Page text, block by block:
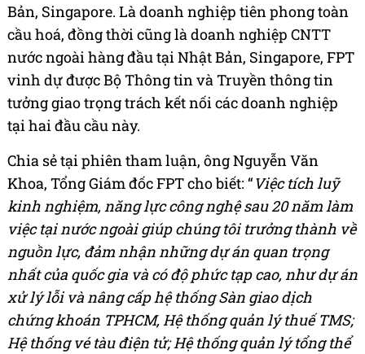
Bản, Singapore. Là doanh nghiệp tiên phong toàn
cầu hoá, đồng thời cũng là doanh nghiệp CNTT
nước ngoài hàng đầu tại Nhật Bản, Singapore, FPT
vinh dự được Bộ Thông tin và Truyền thông tin
tưởng giao trọng trách kết nối các doanh nghiệp
tại hai đầu cầu này.
Chia sẻ tại phiên tham luận, ông Nguyễn Văn
Khoa, Tổng Giám đốc FPT cho biết: “Việc tích luỹ
kinh nghiệm, năng lực công nghệ sau 20 năm làm
việc tại nước ngoài giúp chúng tôi trưởng thành về
nguồn lực, đảm nhận những dự án quan trọng
nhất của quốc gia và có độ phức tạp cao, như dự án
xử lý lỗi và nâng cấp hệ thống Sàn giao dịch
chứng khoán TPHCM, Hệ thống quản lý thuế TMS;
Hệ thống vé tàu điện tử; Hệ thống quản lý tổng thể